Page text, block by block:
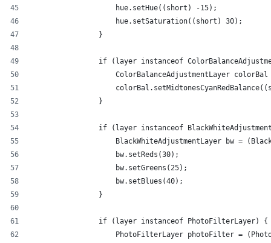
                    hue.setHue((short) -15);
                    hue.setSaturation((short) 30);
                }
if (layer instanceof
ColorBalanceAdjustmentLayer
                }
if (layer instanceof
BlackWhiteAdjustmentLayer bw =
                    bw.setReds(30);
                    bw.setGreens(25);
                    bw.setBlues(40);
                }
                if (layer instanceof PhotoFilterLayer) {
PhotoFilterLayer photoFilter =